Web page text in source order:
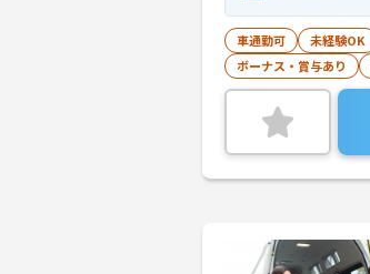
車通勤可 未経験OK
ボーナス・賞与あり